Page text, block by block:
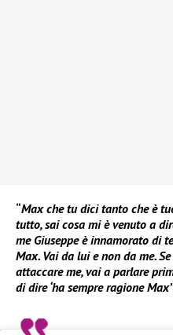
“Max che tu dici tanto che è
tutto, sai cosa mi è venuto a
me Giuseppe è innamorato di
Max. Vai da lui e non da me.
attaccare me, vai a parlare
di dire ‘ha sempre ragione